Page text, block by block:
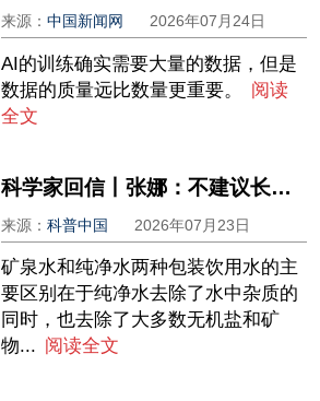
来源：中国新闻网 2026年07月24日
AI的训练确实需要大量的数据，但是
数据的质量远比数量更重要。
阅读
全文
科学家回信丨张娜：不建议长期只饮用纯净水
来源：科普中国 2026年07月23日
矿泉水和纯净水两种包装饮用水的主
要区别在于纯净水去除了水中杂质的
同时，也去除了大多数无机盐和矿
物... 阅读全文